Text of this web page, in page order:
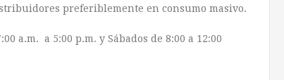
preferiblemente en consumo masivo.
a.m. a 5:00 p.m. y Sábados de 8:00 a 12:00